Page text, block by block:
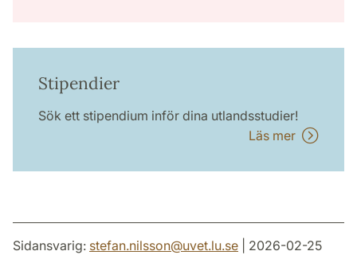
Stipendier
Sök ett stipendium inför dina utlandsstudier!
Läs mer
Sidansvarig: stefan.nilsson@uvet.lu.se | 2026-02-25